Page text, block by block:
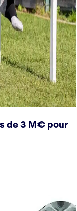
de 3 M€ pour